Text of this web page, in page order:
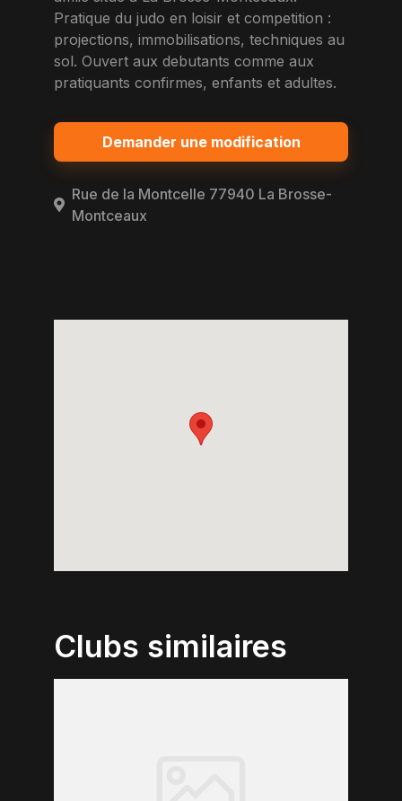
Pratique du judo en loisir et competition :
projections, immobilisations, techniques au
sol. Ouvert aux debutants comme aux
pratiquants confirmes, enfants et adultes.
Demander une modification
Rue de la Montcelle 77940 La Brosse-
Montceaux
Clubs similaires